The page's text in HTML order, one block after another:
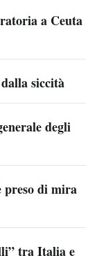
a Ceuta
siccità
degli
preso di mira
tra Italia e